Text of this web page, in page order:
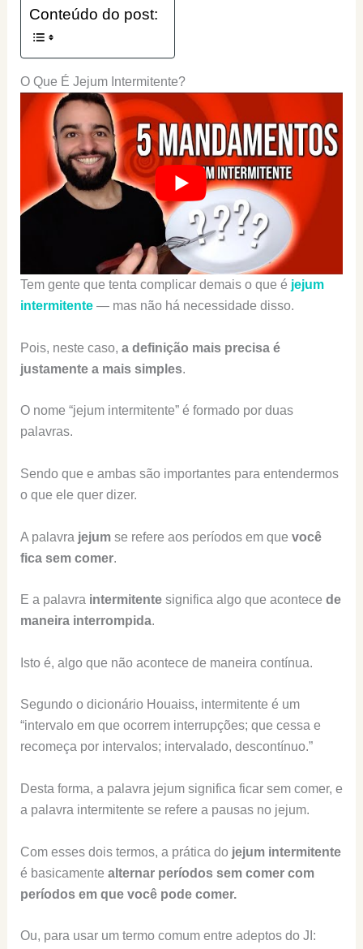
Conteúdo do post:
O Que É Jejum Intermitente?
Tem gente que tenta complicar demais o que é jejum
intermitente— mas não há necessidade disso.
Pois, neste caso, a definição mais precisa é
justamente a mais simples.
O nome “jejum intermitente” é formado por duas
palavras.
Sendo que e ambas são importantes para entendermos
o que ele quer dizer.
A palavra jejum se refere aos períodos em que você
fica sem comer.
E a palavra intermitentesignifica algo que acontece de
maneira interrompida.
Isto é, algo que não acontece de maneira contínua.
Segundo o dicionário Houaiss, intermitente é um
“intervalo em que ocorrem interrupções; que cessa e
recomeça por intervalos; intervalado, descontínuo.”
Desta forma, a palavra jejum significa ficar sem comer, e
a palavra intermitente se refere a pausas no jejum.
Com esses dois termos, a prática do jejum intermitente
é basicamente alternar períodos sem comer com
períodos em que você pode comer.
Ou, para usar um termo comum entre adeptos do JI: